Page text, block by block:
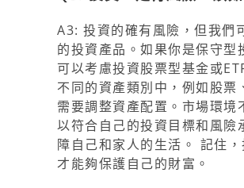
A3: 投資的確有風險，但我們
的投資產品。如果你是保守
可以考慮投資股票型基金或
不同的資產類別中，例如股
需要調整資產配置。市場環境
以符合自己的投資目標和風
障自己和家人的生活。 記住
才能夠保護自己的財富。